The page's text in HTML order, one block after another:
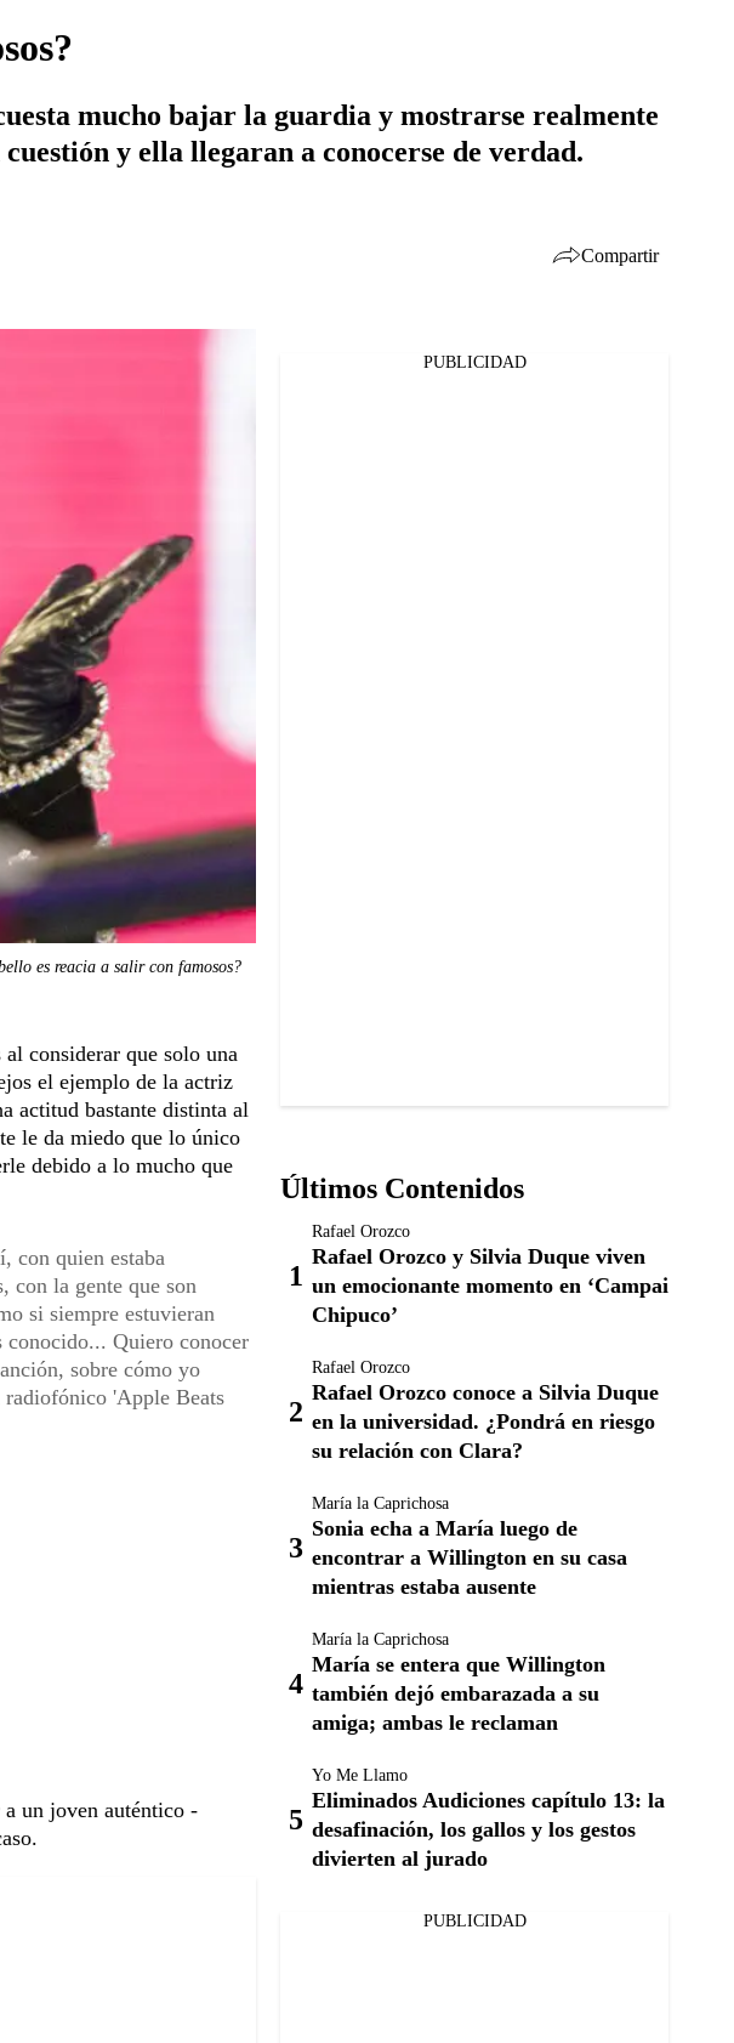
mucho bajar la guardia y mostrarse realmente
y ella llegaran a conocerse de verdad.
Compartir
es reacia a salir con famosos?
al considerar que solo una
el ejemplo de la actriz
actitud bastante distinta al
le da miedo que lo único
debido a lo mucho que
con quien estaba
con la gente que son
si siempre estuvieran
conocido... Quiero conocer
sobre cómo yo
'Apple Beats
un joven auténtico -
PUBLICIDAD
Últimos Contenidos
Rafael Orozco
Rafael Orozco y Silvia Duque viven
un emocionante momento en ‘Campai
Chipuco’
Rafael Orozco
Rafael Orozco conoce a Silvia Duque
en la universidad. ¿Pondrá en riesgo
su relación con Clara?
María la Caprichosa
Sonia echa a María luego de
encontrar a Willington en su casa
mientras estaba ausente
María la Caprichosa
María se entera que Willington
también dejó embarazada a su
amiga; ambas le reclaman
Yo Me Llamo
Eliminados Audiciones capítulo 13: la
desafinación, los gallos y los gestos
divierten al jurado
PUBLICIDAD